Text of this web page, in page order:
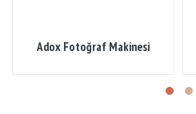
Adox Fotoğraf Makinesi